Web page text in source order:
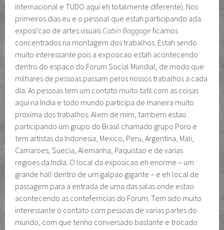
internacional e TUDO aqui eh totalmente diferente). Nos
primeiros dias eu e o pessoal que estah participando ada
exposi’cao de artes visuais Cabin Baggageficamos
concentrados na montagem dos trabalhos. Estah sendo
muito interessante pois a exposicao estah acontecendo
dentro do espaco do Forum Social Mundial, de modo que
milhares de pessoas passam pelos nossos trabalhos a cada
dia. As pessoas tem um contato muito tatil com as coisas
aqui na India e todo mundo participa de maneira muito
proxima dos trabalhos. Alem de mim, tambem estao
participando um grupo do Brasil chamado grupo Poro e
tem artistas da Indonesia, Mexico, Peru, Argentina, Mali,
Camaroes, Suecia, Alemanha, Paquistao e de varias
regioes da India. O local da exposicao eh enorme – um
grande hall dentro de um galpao gigante – e eh local de
passagem para a entrada de uma das salas onde estao
acontecendo as conteferncias do Forum. Tem sido muito
interessante o contato com pessoas de varias partes do
mundo, com que tenho conversado bastante e trocado